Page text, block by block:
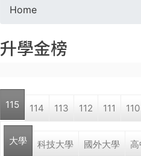
o
u
a
r
Home
升學金榜
115 114 113 112 111 110
大學 科技大學 國外大學